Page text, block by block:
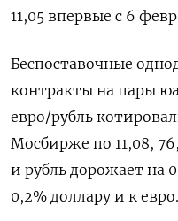
⁠11,05 впервые с 6
Беспоставочные
контракты на пары
евро/рубль
Мосбирже по 11,08,
и рубль дорожает на
0,2% доллару и к евро.